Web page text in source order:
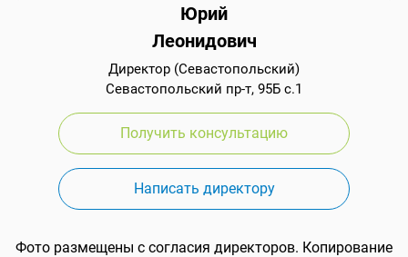
Юрий
Леонидович
Директор (Севастопольский)
Севастопольский пр-т, 95Б с.1
Получить консультацию
Написать директору
Фото размещены с согласия директоров. Копирование